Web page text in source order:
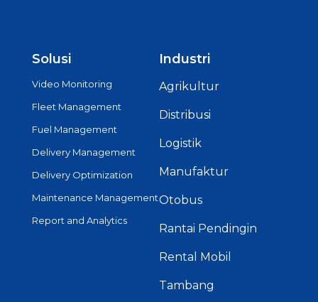
Solusi
Video Monitoring
Fleet Management
Fuel Management
Delivery Management
Delivery Optimization
Maintenance Management
Report and Analytics
Industri
Agrikultur
Distribusi
Logistik
Manufaktur
Otobus
Rantai Pendingin
Rental Mobil
Tambang